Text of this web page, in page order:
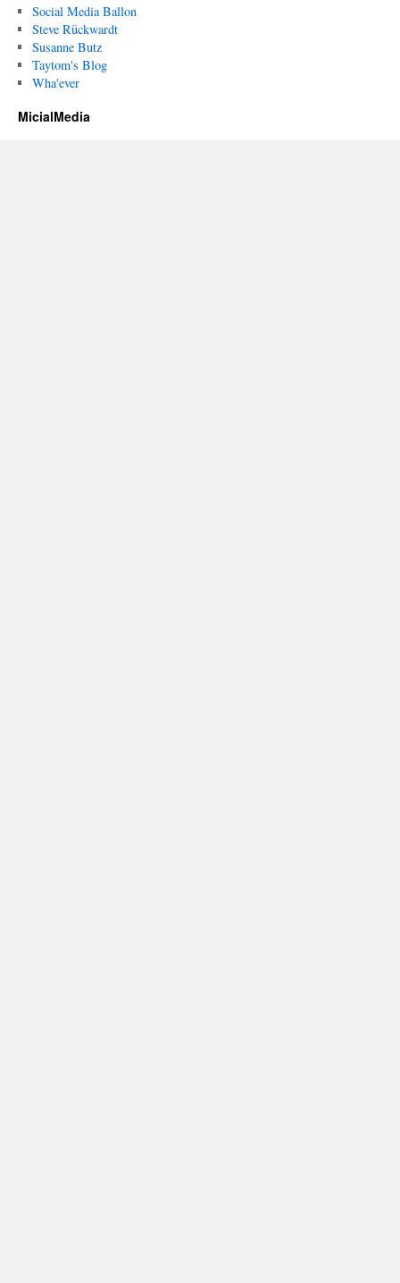
Social Media Ballon
Steve Rückwardt
Susanne Butz
Taytom's Blog
Wha'ever
MicialMedia